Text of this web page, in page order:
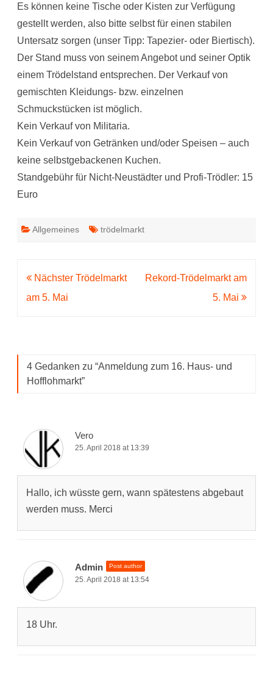
Es können keine Tische oder Kisten zur Verfügung
gestellt werden, also bitte selbst für einen stabilen
Untersatz sorgen (unser Tipp: Tapezier- oder Biertisch).
Der Stand muss von seinem Angebot und seiner Optik
einem Trödelstand entsprechen. Der Verkauf von
gemischten Kleidungs- bzw. einzelnen
Schmuckstücken ist möglich.
Kein Verkauf von Militaria.
Kein Verkauf von Getränken und/oder Speisen – auch
keine selbstgebackenen Kuchen.
Standgebühr für Nicht-Neustädter und Profi-Trödler: 15
Euro
Allgemeines trödelmarkt
Beitragsnavigation
Nächster Trödelmarkt
am 5. Mai
Rekord-Trödelmarkt am
5. Mai
4 Gedanken zu “Anmeldung zum 16. Haus- und
Hofflohmarkt”
Vero
25. April 2018 at 13:39
Hallo, ich wüsste gern, wann spätestens abgebaut
werden muss. Merci
Admin Post author
25. April 2018 at 13:54
18 Uhr.